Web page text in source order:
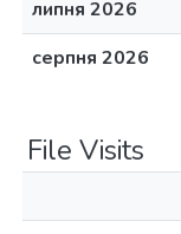
липня 2026
серпня 2026
File Visits